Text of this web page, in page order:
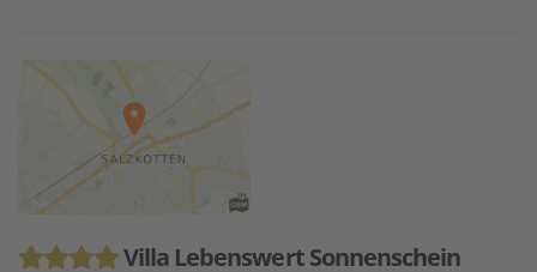
Villa Lebenswert Sonnenschein